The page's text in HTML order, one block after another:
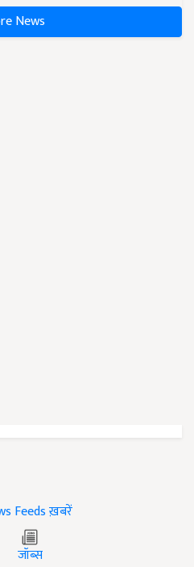
News
ख़बरें
जॉब्स